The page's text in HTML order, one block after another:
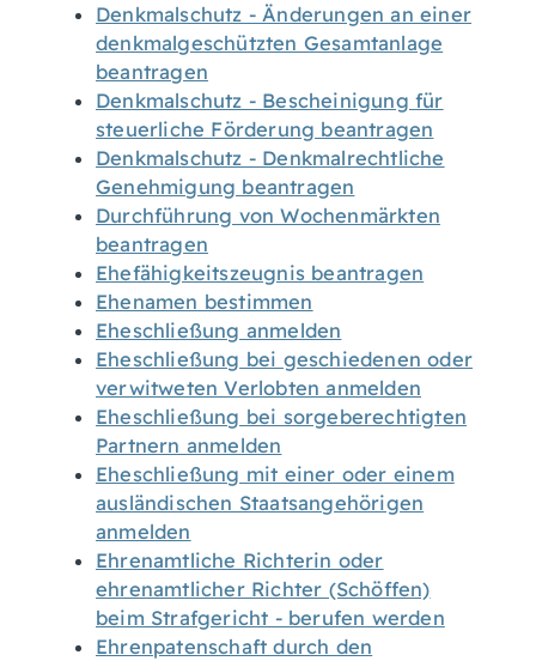
Denkmalschutz - Änderungen an einer
denkmalgeschützten Gesamtanlage
beantragen
Denkmalschutz - Bescheinigung für
steuerliche Förderung beantragen
Denkmalschutz - Denkmalrechtliche
Genehmigung beantragen
Durchführung von Wochenmärkten
beantragen
Ehefähigkeitszeugnis beantragen
Ehenamen bestimmen
Eheschließung anmelden
Eheschließung bei geschiedenen oder
verwitweten Verlobten anmelden
Eheschließung bei sorgeberechtigten
Partnern anmelden
Eheschließung mit einer oder einem
ausländischen Staatsangehörigen
anmelden
Ehrenamtliche Richterin oder
ehrenamtlicher Richter (Schöffen)
beim Strafgericht - berufen werden
Ehrenpatenschaft durch den